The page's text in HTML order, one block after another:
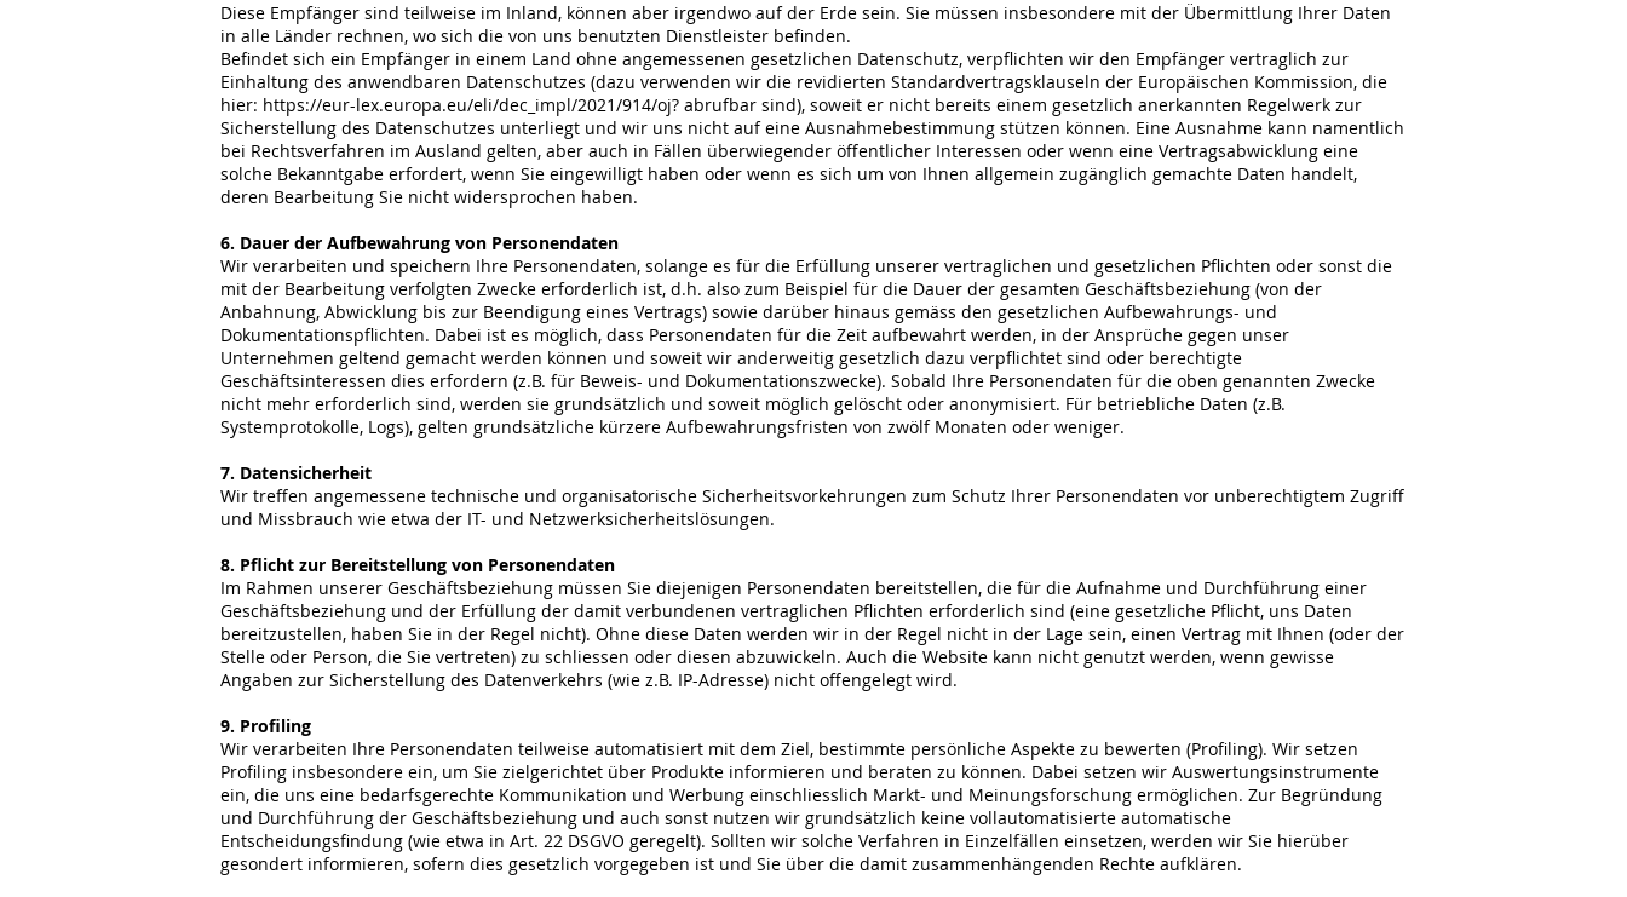
Diese Empfänger sind teilweise im Inland, können aber irgendwo auf der Erde sein. Sie müssen insbesondere mit der Übermittlung Ihrer Daten
in alle Länder rechnen, wo sich die von uns benutzten Dienstleister befinden.
Befindet sich ein Empfänger in einem Land ohne angemessenen gesetzlichen Datenschutz, verpflichten wir den Empfänger vertraglich zur
Einhaltung des anwendbaren Datenschutzes (dazu verwenden wir die revidierten Standardvertragsklauseln der Europäischen Kommission, die
hier: https://eur-lex.europa.eu/eli/dec_impl/2021/914/oj? abrufbar sind), soweit er nicht bereits einem gesetzlich anerkannten Regelwerk zur
Sicherstellung des Datenschutzes unterliegt und wir uns nicht auf eine Ausnahmebestimmung stützen können. Eine Ausnahme kann namentlich
bei Rechtsverfahren im Ausland gelten, aber auch in Fällen überwiegender öffentlicher Interessen oder wenn eine Vertragsabwicklung eine
solche Bekanntgabe erfordert, wenn Sie eingewilligt haben oder wenn es sich um von Ihnen allgemein zugänglich gemachte Daten handelt,
deren Bearbeitung Sie nicht widersprochen haben.
6. Dauer der Aufbewahrung von Personendaten
Wir verarbeiten und speichern Ihre Personendaten, solange es für die Erfüllung unserer vertraglichen und gesetzlichen Pflichten oder sonst die
mit der Bearbeitung verfolgten Zwecke erforderlich ist, d.h. also zum Beispiel für die Dauer der gesamten Geschäftsbeziehung (von der
Anbahnung, Abwicklung bis zur Beendigung eines Vertrags) sowie darüber hinaus gemäss den gesetzlichen Aufbewahrungs- und
Dokumentationspflichten. Dabei ist es möglich, dass Personendaten für die Zeit aufbewahrt werden, in der Ansprüche gegen unser
Unternehmen geltend gemacht werden können und soweit wir anderweitig gesetzlich dazu verpflichtet sind oder berechtigte
Geschäftsinteressen dies erfordern (z.B. für Beweis- und Dokumentationszwecke). Sobald Ihre Personendaten für die oben genannten Zwecke
nicht mehr erforderlich sind, werden sie grundsätzlich und soweit möglich gelöscht oder anonymisiert. Für betriebliche Daten (z.B.
Systemprotokolle, Logs), gelten grundsätzliche kürzere Aufbewahrungsfristen von zwölf Monaten oder weniger.
7. Datensicherheit
Wir treffen angemessene technische und organisatorische Sicherheitsvorkehrungen zum Schutz Ihrer Personendaten vor unberechtigtem Zugriff
und Missbrauch wie etwa der IT- und Netzwerksicherheitslösungen.
8. Pflicht zur Bereitstellung von Personendaten
Im Rahmen unserer Geschäftsbeziehung müssen Sie diejenigen Personendaten bereitstellen, die für die Aufnahme und Durchführung einer
Geschäftsbeziehung und der Erfüllung der damit verbundenen vertraglichen Pflichten erforderlich sind (eine gesetzliche Pflicht, uns Daten
bereitzustellen, haben Sie in der Regel nicht). Ohne diese Daten werden wir in der Regel nicht in der Lage sein, einen Vertrag mit Ihnen (oder der
Stelle oder Person, die Sie vertreten) zu schliessen oder diesen abzuwickeln. Auch die Website kann nicht genutzt werden, wenn gewisse
Angaben zur Sicherstellung des Datenverkehrs (wie z.B. IP-Adresse) nicht offengelegt wird.
9. Profiling
Wir verarbeiten Ihre Personendaten teilweise automatisiert mit dem Ziel, bestimmte persönliche Aspekte zu bewerten (Profiling). Wir setzen
Profiling insbesondere ein, um Sie zielgerichtet über Produkte informieren und beraten zu können. Dabei setzen wir Auswertungsinstrumente
ein, die uns eine bedarfsgerechte Kommunikation und Werbung einschliesslich Markt- und Meinungsforschung ermöglichen. Zur Begründung
und Durchführung der Geschäftsbeziehung und auch sonst nutzen wir grundsätzlich keine vollautomatisierte automatische
Entscheidungsfindung (wie etwa in Art. 22 DSGVO geregelt). Sollten wir solche Verfahren in Einzelfällen einsetzen, werden wir Sie hierüber
gesondert informieren, sofern dies gesetzlich vorgegeben ist und Sie über die damit zusammenhängenden Rechte aufklären.